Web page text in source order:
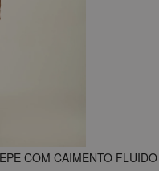
COM CAIMENTO FLUIDO